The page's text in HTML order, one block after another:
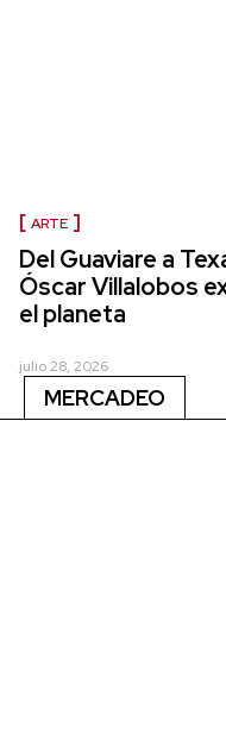
ARTE
Del Guaviare a
Óscar Villalobos
el planeta
julio 28, 2026
MERCADEO